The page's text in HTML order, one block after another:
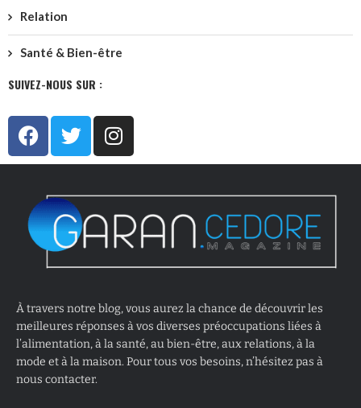
Relation
Santé & Bien-être
SUIVEZ-NOUS SUR :
À travers notre blog, vous aurez la chance de découvrir les
meilleures réponses à vos diverses préoccupations liées à
l’alimentation, à la santé, au bien-être, aux relations, à la
mode et à la maison. Pour tous vos besoins, n’hésitez pas à
nous contacter.